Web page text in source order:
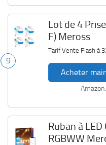
9
Lot de 4
F) Meross
Tarif Vente Flash à
Acheter
Ruban à
RGBWW